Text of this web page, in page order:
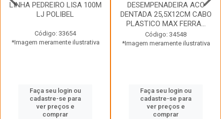
LINHA PEDREIRO LISA 100M
LJ POLIBEL
Código: 33654
*Imagem meramente ilustrativa
Faça seu login ou
cadastre-se para
ver preços e
comprar
DESEMPENADEIRA ACO
DENTADA 25,5X12CM CABO
PLASTICO MAX FERRA...
Código: 34548
*Imagem meramente ilustrativa
Faça seu login ou
cadastre-se para
ver preços e
comprar